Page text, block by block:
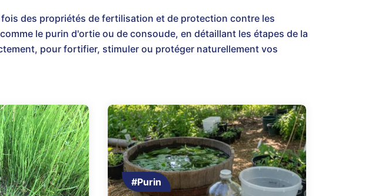
des propriétés de fertilisation et de protection contre les
le purin d'ortie ou de consoude, en détaillant les étapes de la
pour fortifier, stimuler ou protéger naturellement vos
#Purin